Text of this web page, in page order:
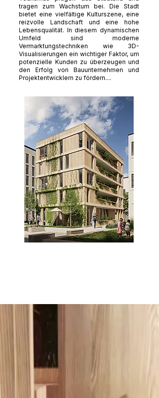
tragen zum Wachstum bei. Die Stadt
bietet eine vielfältige Kulturszene, eine
reizvolle Landschaft und eine hohe
Lebensqualität. In diesem dynamischen
Umfeld sind moderne
Vermarktungstechniken wie 3D-
Visualisierungen ein wichtiger Faktor, um
potenzielle Kunden zu überzeugen und
den Erfolg von Bauunternehmen und
Projektentwicklern zu fördern....